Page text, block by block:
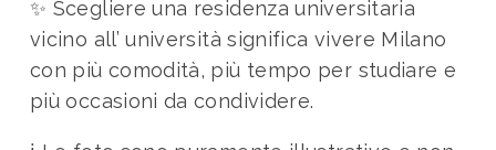
✨ Scegliere una residenza universitaria
vicino all’ università significa vivere Milano
con più comodità, più tempo per studiare e
più occasioni da condividere.